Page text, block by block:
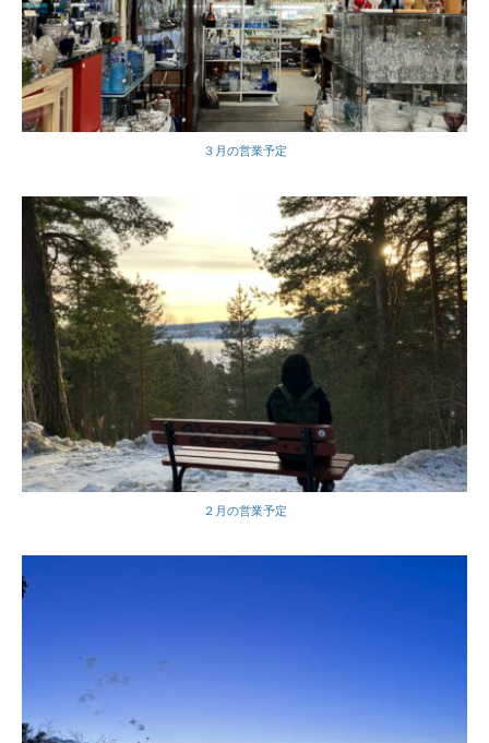
３月の営業予定
２月の営業予定